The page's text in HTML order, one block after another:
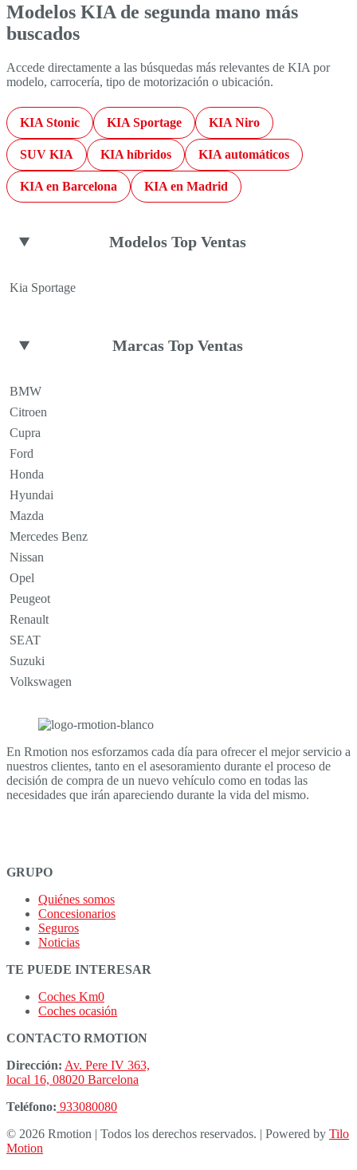
Modelos KIA de segunda mano más
buscados
Accede directamente a las búsquedas más relevantes de KIA por
modelo, carrocería, tipo de motorización o ubicación.
KIA Stonic KIA Sportage KIA Niro
SUV KIA KIA híbridos KIA automáticos
KIA en Barcelona KIA en Madrid
Modelos Top Ventas
Kia Sportage
Marcas Top Ventas
BMW
Citroen
Cupra
Ford
Honda
Hyundai
Mazda
Mercedes Benz
Nissan
Opel
Peugeot
Renault
SEAT
Suzuki
Volkswagen
En Rmotion nos esforzamos cada día para ofrecer el mejor servicio a
nuestros clientes, tanto en el asesoramiento durante el proceso de
decisión de compra de un nuevo vehículo como en todas las
necesidades que irán apareciendo durante la vida del mismo.
GRUPO
Quiénes somos
Concesionarios
Seguros
Noticias
TE PUEDE INTERESAR
Coches Km0
Coches ocasión
CONTACTO RMOTION
Dirección: Av. Pere IV 363,
local 16, 08020 Barcelona
Teléfono: 933080080
© 2026 Rmotion | Todos los derechos reservados. | Powered by Tilo
Motion